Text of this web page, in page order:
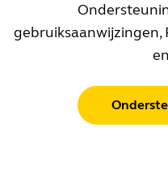
gebruiksaanwijzingen,